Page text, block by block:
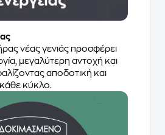
νέας γενιάς προσφέρει
μεγαλύτερη αντοχή και
αποδοτική και
κύκλο.